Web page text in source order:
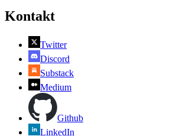
Kontakt
Twitter
Discord
Substack
Medium
Github
LinkedIn